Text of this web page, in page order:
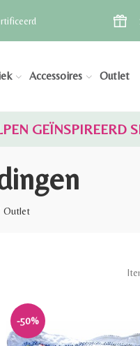
Accessoires Outlet
GEÏNSPIREERD
Outlet
-50%